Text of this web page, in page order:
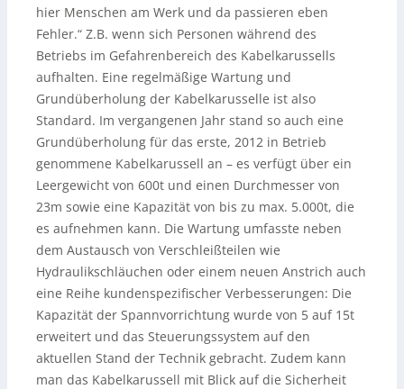
hier Menschen am Werk und da passieren eben
Fehler.“ Z.B. wenn sich Personen während des
Betriebs im Gefahrenbereich des Kabelkarussells
aufhalten. Eine regelmäßige Wartung und
Grundüberholung der Kabelkarusselle ist also
Standard. Im vergangenen Jahr stand so auch eine
Grundüberholung für das erste, 2012 in Betrieb
genommene Kabelkarussell an – es verfügt über ein
Leergewicht von 600t und einen Durchmesser von
23m sowie eine Kapazität von bis zu max. 5.000t, die
es aufnehmen kann. Die Wartung umfasste neben
dem Austausch von Verschleißteilen wie
Hydraulikschläuchen oder einem neuen Anstrich auch
eine Reihe kundenspezifischer Verbesserungen: Die
Kapazität der Spannvorrichtung wurde von 5 auf 15t
erweitert und das Steuerungssystem auf den
aktuellen Stand der Technik gebracht. Zudem kann
man das Kabelkarussell mit Blick auf die Sicherheit